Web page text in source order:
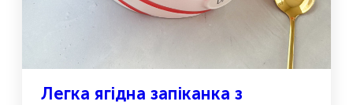
Легка ягідна запіканка з